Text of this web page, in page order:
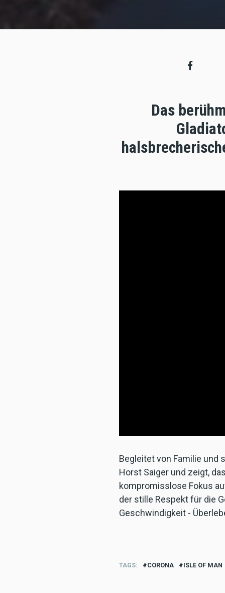
Das
Begleitet von Familie und
Horst Saiger und zeigt,
kompromisslose Fokus
der stille Respekt für die
Geschwindigkeit -
TAGS CORONA ISLE OF MAN